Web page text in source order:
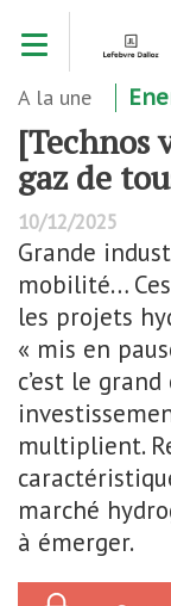
contenu
A la une
[Technos
gaz de
10/12/2025
Grande
mobilité…
les projets
« mis en
c’est le
multiplient.
marché
à émerger.